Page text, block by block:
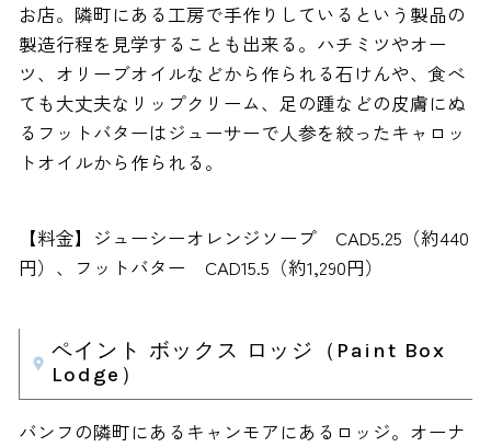
お店。隣町にある工房で手作りしているという製品の
製造行程を見学することも出来る。ハチミツやオー
ツ、オリーブオイルなどから作られる石けんや、食べ
ても大丈夫なリップクリーム、足の踵などの皮膚にぬ
るフットバターはジューサーで人参を絞ったキャロッ
トオイルから作られる。
【料金】ジューシーオレンジソープ CAD5.25（約440
円）、フットバター CAD15.5（約1,290円）
ペイント ボックス ロッジ（Paint Box
Lodge）
バンフの隣町にあるキャンモアにあるロッジ。オーナ